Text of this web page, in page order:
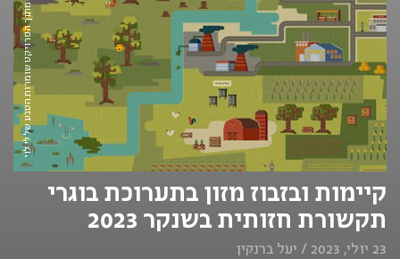
מתוך הפרויקט שומרות הטבע של לי לוי
קיימות ובזבוז מזון בתערוכת בוגרי
תקשורת חזותית בשנקר 2023
23 יולי, 2023 / יעל ברנקין